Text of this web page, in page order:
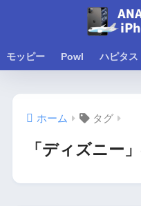
モッピー Powl ハピタス
ホーム タグ
「ディズニー